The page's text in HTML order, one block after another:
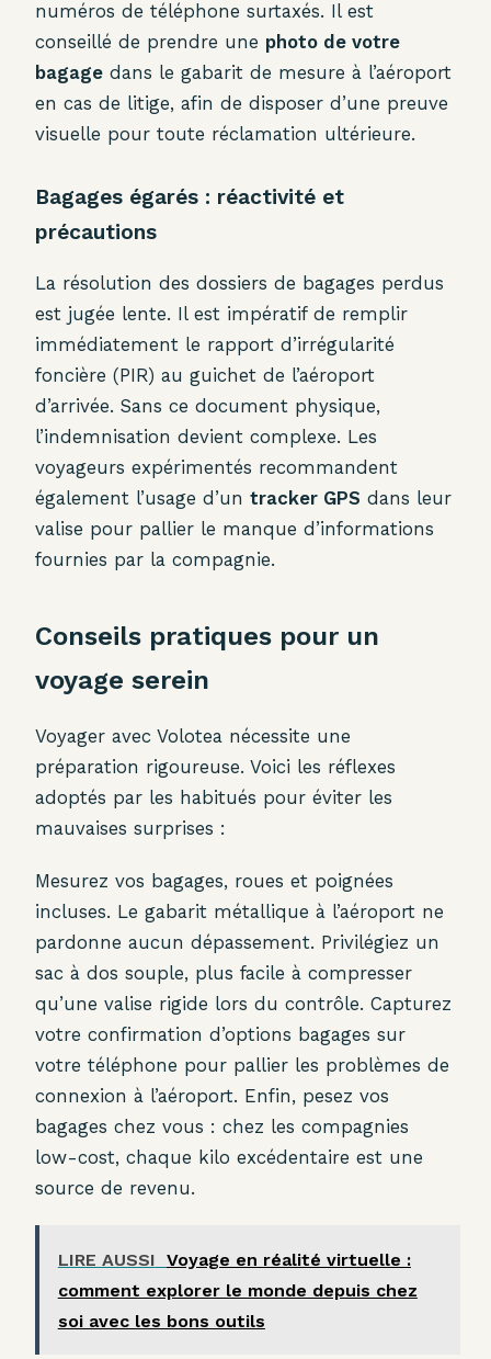
numéros de téléphone surtaxés. Il est
conseillé de prendre une photo de votre
bagage dans le gabarit de mesure à l’aéroport
en cas de litige, afin de disposer d’une preuve
visuelle pour toute réclamation ultérieure.
Bagages égarés : réactivité et
précautions
La résolution des dossiers de bagages perdus
est jugée lente. Il est impératif de remplir
immédiatement le rapport d’irrégularité
foncière (PIR) au guichet de l’aéroport
d’arrivée. Sans ce document physique,
l’indemnisation devient complexe. Les
voyageurs expérimentés recommandent
également l’usage d’un tracker GPS dans leur
valise pour pallier le manque d’informations
fournies par la compagnie.
Conseils pratiques pour un
voyage serein
Voyager avec Volotea nécessite une
préparation rigoureuse. Voici les réflexes
adoptés par les habitués pour éviter les
mauvaises surprises :
Mesurez vos bagages, roues et poignées
incluses. Le gabarit métallique à l’aéroport ne
pardonne aucun dépassement. Privilégiez un
sac à dos souple, plus facile à compresser
qu’une valise rigide lors du contrôle. Capturez
votre confirmation d’options bagages sur
votre téléphone pour pallier les problèmes de
connexion à l’aéroport. Enfin, pesez vos
bagages chez vous : chez les compagnies
low-cost, chaque kilo excédentaire est une
source de revenu.
LIRE AUSSI Voyage en réalité virtuelle :
comment explorer le monde depuis chez
soi avec les bons outils